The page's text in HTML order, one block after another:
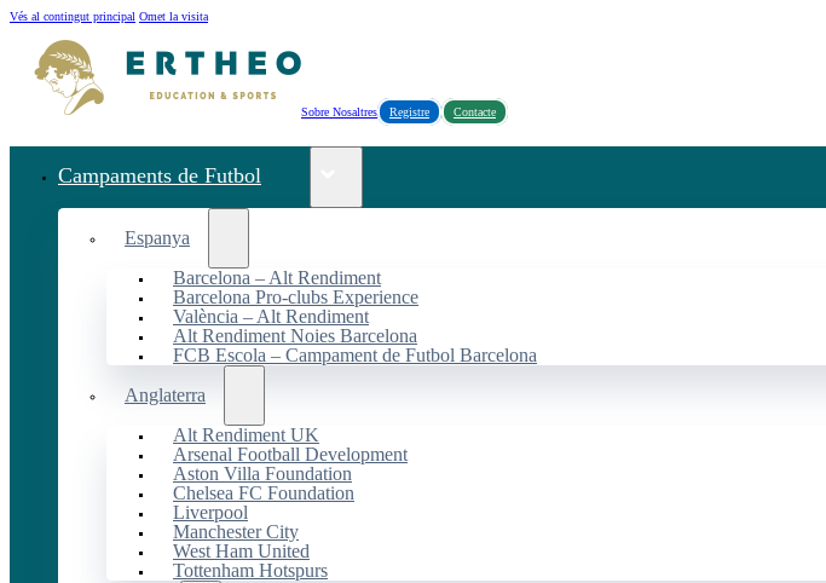
Vés al contingut principal Omet la visita
Sobre Nosaltres Registre Contacte
Campaments de Futbol
Espanya
Barcelona – Alt Rendiment
Barcelona Pro-clubs Experience
València – Alt Rendiment
Alt Rendiment Noies Barcelona
FCB Escola – Campament de Futbol Barcelona
Anglaterra
Alt Rendiment UK
Arsenal Football Development
Aston Villa Foundation
Chelsea FC Foundation
Liverpool
Manchester City
West Ham United
Tottenham Hotspurs